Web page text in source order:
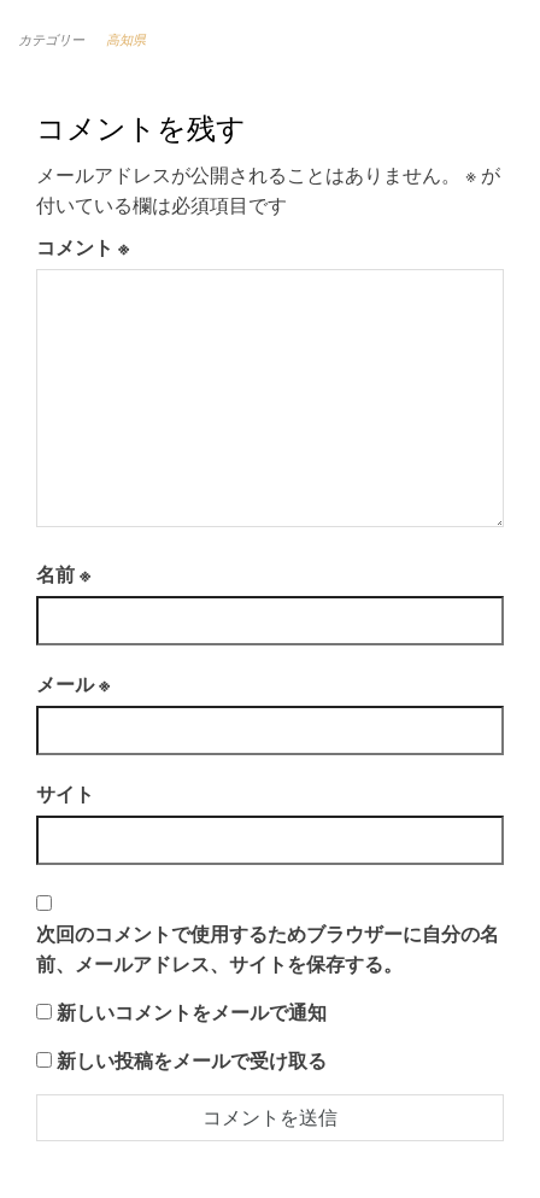
カテゴリー 高知県
コメントを残す
メールアドレスが公開されることはありません。 ※ が
付いている欄は必須項目です
コメント ※
名前※
メール※
サイト
次回のコメントで使用するためブラウザーに自分の名
前、メールアドレス、サイトを保存する。
新しいコメントをメールで通知
新しい投稿をメールで受け取る